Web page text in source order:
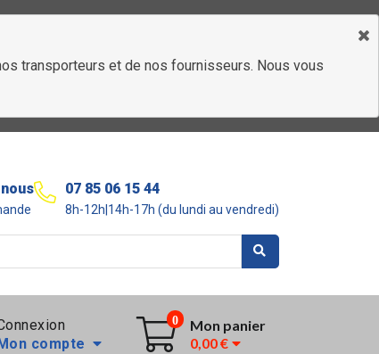
transporteurs et de nos fournisseurs. Nous vous
07 85 06 15 44
8h-12h|14h-17h (du lundi au vendredi)
compte
0
Mon panier
0,00 €